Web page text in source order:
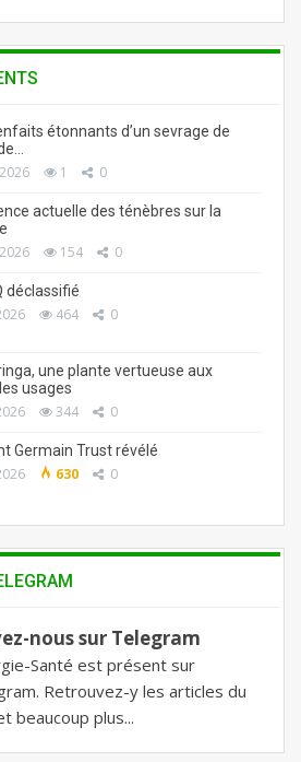
étonnants d’un sevrage de
1 0
actuelle des ténèbres sur la
154 0
déclassifié
464 0
une plante vertueuse aux
usages
344 0
Germain Trust révélé
630 0
nous sur Telegram
Santé est présent sur
Retrouvez-y les articles du
beaucoup plus...